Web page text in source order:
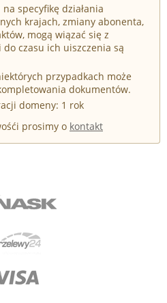
specyfikę działania
krajach, zmiany abonenta,
mogą wiązać się z
czasu ich uiszczenia są
przypadkach może
dokumentów.
domeny: 1 rok
prosimy o kontakt